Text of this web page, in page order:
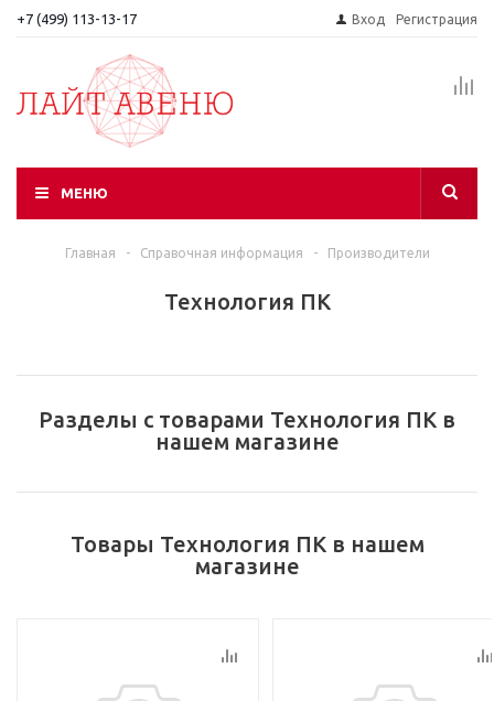
+7 (499) 113-13-17 Вход Регистрация
МЕНЮ
Главная - Справочная информация - Производители
Технология ПК
Разделы с товарами Технология ПК в
нашем магазине
Товары Технология ПК в нашем
магазине